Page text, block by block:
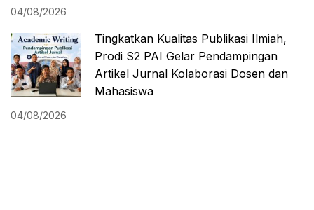
04/08/2026
Tingkatkan Kualitas Publikasi Ilmiah,
Prodi S2 PAI Gelar Pendampingan
Artikel Jurnal Kolaborasi Dosen dan
Mahasiswa
04/08/2026